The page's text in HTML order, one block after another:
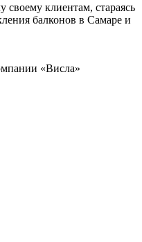
клиентам, стараясь
балконов в Самаре и
«Висла»